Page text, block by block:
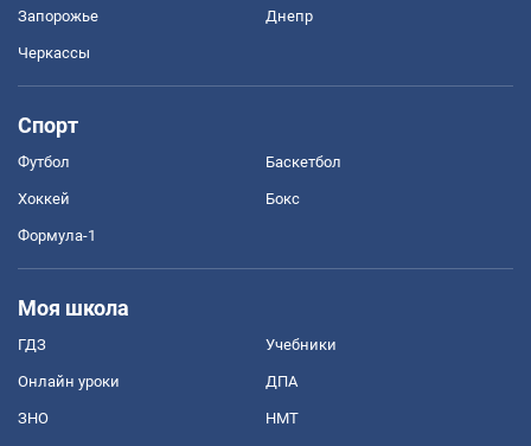
Запорожье Днепр
Черкассы
Спорт
Футбол Баскетбол
Хоккей Бокс
Формула-1
Моя школа
ГДЗ Учебники
Онлайн уроки ДПА
ЗНО НМТ